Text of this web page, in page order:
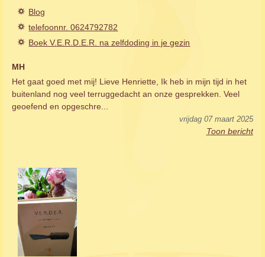
Blog
telefoonnr. 0624792782
Boek V.E.R.D.E.R. na zelfdoding in je gezin
MH
Het gaat goed met mij! Lieve Henriette, Ik heb in mijn tijd in het
buitenland nog veel terruggedacht an onze gesprekken. Veel
geoefend en opgeschre...
vrijdag 07 maart 2025
Toon bericht